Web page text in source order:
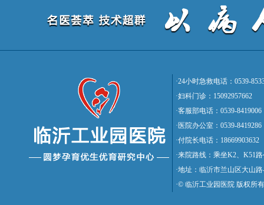
·24小时急救电话：0539-
·妇科门诊：15092957662
·客服部电话：0539-8419006
·医院办公室：0539-8419286
·付院长电话：18669903632
·来院路线：乘坐K2、K51
·地址：临沂市兰山区大山
·© 临沂工业园医院 版权所